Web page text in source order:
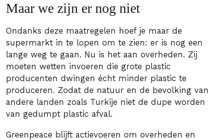
Maar we zijn er nog niet
Ondanks deze maatregelen hoef je maar de
supermarkt in te lopen om te zien: er is nog een
lange weg te gaan. Nu is het aan overheden. Zij
moeten wetten invoeren die grote plastic
producenten dwingen écht minder plastic te
produceren. Zodat de natuur en de bevolking van
andere landen zoals Turkije niet de dupe worden
van gedumpt plastic afval.
Greenpeace blijft actievoeren om overheden en